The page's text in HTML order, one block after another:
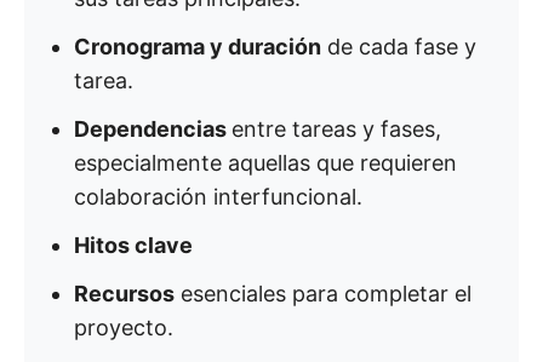
Cronograma y duración de cada fase y
tarea.
Dependencias entre tareas y fases,
especialmente aquellas que requieren
colaboración interfuncional.
Hitos clave
Recursos esenciales para completar el
proyecto.